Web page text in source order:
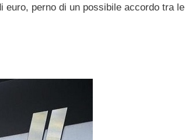
perno di un possibile accordo tra le